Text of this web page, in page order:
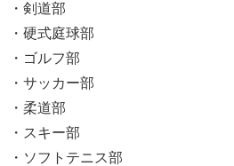
・剣道部
・硬式庭球部
・ゴルフ部
・サッカー部
・柔道部
・スキー部
・ソフトテニス部